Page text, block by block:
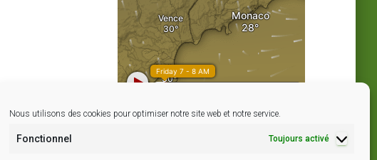
Nous utilisons des cookies pour optimiser notre site web et notre service.
Fonctionnel Toujours activé